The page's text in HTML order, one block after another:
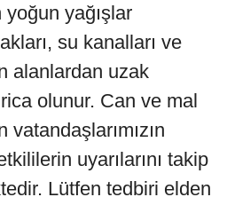
yağışlar
su kanalları ve
alanlardan uzak
olunur. Can ve mal
vatandaşlarımızın
uyarılarını takip
Lütfen tedbiri elden